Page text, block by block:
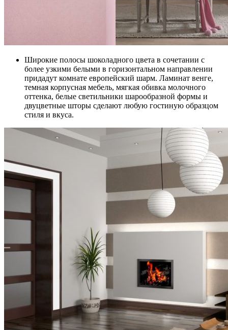
Широкие полосы шоколадного цвета в сочетании с
более узкими белыми в горизонтальном направлении
придадут комнате европейский шарм. Ламинат венге,
темная корпусная мебель, мягкая обивка молочного
оттенка, белые светильники шарообразной формы и
двуцветные шторы сделают любую гостиную образцом
стиля и вкуса.